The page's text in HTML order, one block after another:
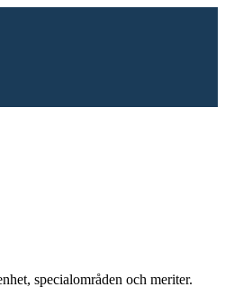
specialområden och meriter.